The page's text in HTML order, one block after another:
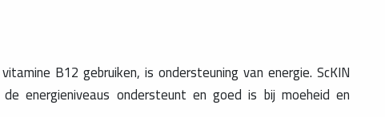
B12 gebruiken, is ondersteuning van energie. ScKIN
energieniveaus ondersteunt en goed is bij moeheid en